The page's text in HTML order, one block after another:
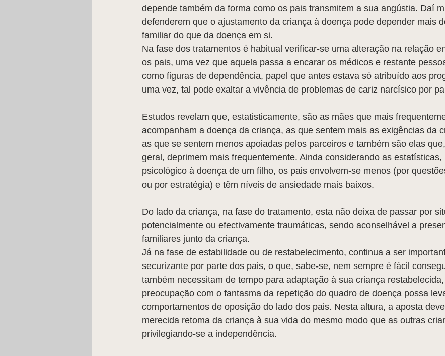
depende também da forma como os pais transmitem a sua angústia. Daí
defenderem que o ajustamento da criança à doença pode depender mais
familiar do que da doença em si.
Na fase dos tratamentos é habitual verificar-se uma alteração na relação
os pais, uma vez que aquela passa a encarar os médicos e restante
como figuras de dependência, papel que antes estava só atribuído aos
uma vez, tal pode exaltar a vivência de problemas de cariz narcísico por
Estudos revelam que, estatisticamente, são as mães que mais
acompanham a doença da criança, as que sentem mais as exigências da
as que se sentem menos apoiadas pelos parceiros e também são elas
geral, deprimem mais frequentemente. Ainda considerando as
psicológico à doença de um filho, os pais envolvem-se menos (por
ou por estratégia) e têm níveis de ansiedade mais baixos.
Do lado da criança, na fase do tratamento, esta não deixa de passar por
potencialmente ou efectivamente traumáticas, sendo aconselhável a
familiares junto da criança.
Já na fase de estabilidade ou de restabelecimento, continua a ser
securizante por parte dos pais, o que, sabe-se, nem sempre é fácil
também necessitam de tempo para adaptação à sua criança
preocupação com o fantasma da repetição do quadro de doença possa
comportamentos de oposição do lado dos pais. Nesta altura, a aposta
merecida retoma da criança à sua vida do mesmo modo que as outras
privilegiando-se a independência.